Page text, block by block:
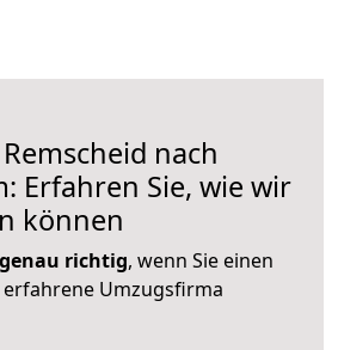
nach
Erfahren Sie, wie wir
können
richtig, wenn Sie einen
Umzugsfirma